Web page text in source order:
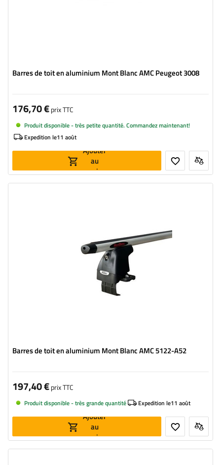
Barres de toit en aluminium Mont Blanc AMC Peugeot 3008
176,70 €prix TTC
Produit disponible - très petite quantité. Commandez maintenant!
Expedition le11 août
Ajouter
au
panier
Barres de toit en aluminium Mont Blanc AMC 5122-A52
197,40 €prix TTC
Produit disponible - très grande quantité Expedition le11 août
Ajouter
au
panier